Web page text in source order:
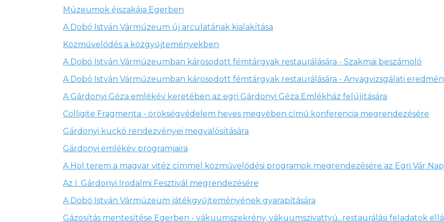
Múzeumok éjszakája Egerben
A Dobó István Vármúzeum új arculatának kialakítása
Közművelődés a közgyűjteményekben
A Dobó István Vármúzeumban károsodott fémtárgyak restaurálására - Szakmai beszámoló
A Dobó István Vármúzeumban károsodott fémtárgyak restaurálására - Anyagvizsgálati
A Gárdonyi Géza emlékév keretében az egri Gárdonyi Géza Emlékház felújítására
Colligite Fragmenta - örökségvédelem heves megyében című konferencia megrendezésére
Gárdonyi kuckó rendezvényei megvalósítására
Gárdonyi emlékév programjaira
A Hol terem a magyar vitéz címmel közművelődési programok megrendezésére az Egri Vár
Az I. Gárdonyi Irodalmi Fesztivál megrendezésére
A Dobó István Vármúzeum játékgyűjteményének gyarapítására
Gázosítás mentesítése Egerben - vákuumszekrény, vákuumszivattyú...restaurálási feladatok